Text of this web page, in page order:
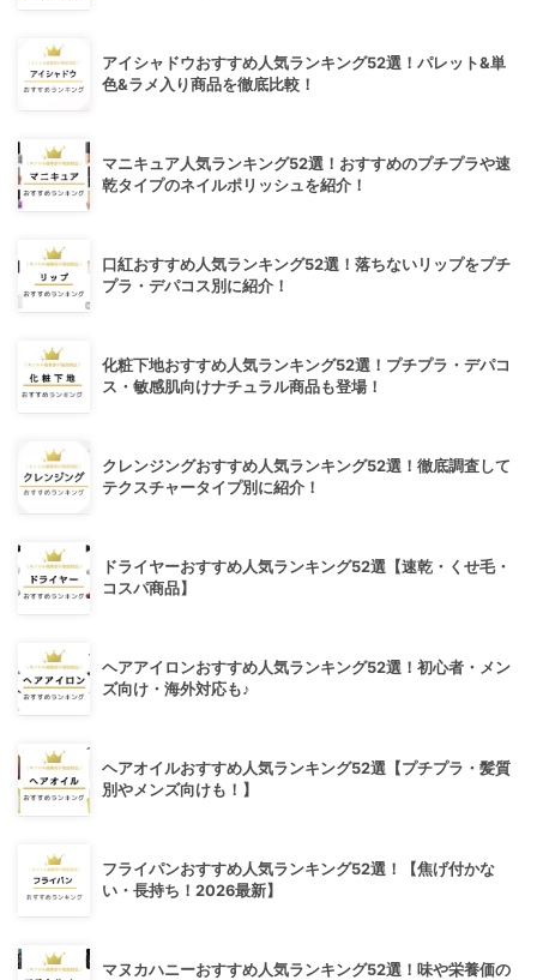
アイシャドウおすすめ人気ランキング52選！パレット&単
色&ラメ入り商品を徹底比較！
マニキュア人気ランキング52選！おすすめのプチプラや速
乾タイプのネイルポリッシュを紹介！
口紅おすすめ人気ランキング52選！落ちないリップをプチ
プラ・デパコス別に紹介！
化粧下地おすすめ人気ランキング52選！プチプラ・デパコ
ス・敏感肌向けナチュラル商品も登場！
クレンジングおすすめ人気ランキング52選！徹底調査して
テクスチャータイプ別に紹介！
ドライヤーおすすめ人気ランキング52選【速乾・くせ毛・
コスパ商品】
ヘアアイロンおすすめ人気ランキング52選！初心者・メン
ズ向け・海外対応も♪
ヘアオイルおすすめ人気ランキング52選【プチプラ・髪質
別やメンズ向けも！】
フライパンおすすめ人気ランキング52選！【焦げ付かな
い・長持ち！2026最新】
マヌカハニーおすすめ人気ランキング52選！味や栄養価の